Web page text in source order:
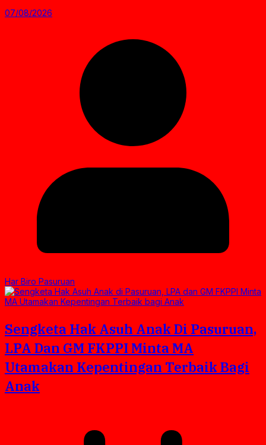
07/08/2026
Har Biro Pasuruan
Sengketa Hak Asuh Anak Di Pasuruan,
LPA Dan GM FKPPI Minta MA
Utamakan Kepentingan Terbaik Bagi
Anak